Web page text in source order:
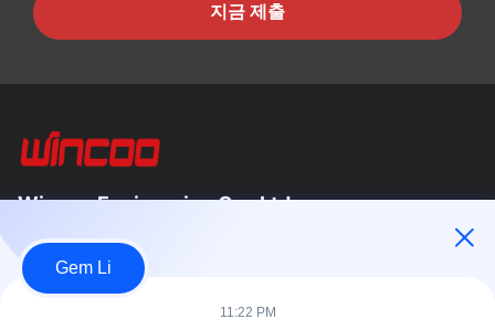
지금 제출
Wincoo Engineering Co., Ltd.
Wincoo Engineering Co., Ltd (WINCOO)는 파이프 제작, 탱크 및
파이프라인 건설, 생산 라인, 청정 에너지 프로젝트 분야의 고객에
게 맞춤형 솔루션과 장비를 제공하는 전문 기업입니다. 저희는 공
구, 기계, 특수 상품의 신속한 공급을...
Gem Li
11:22 PM